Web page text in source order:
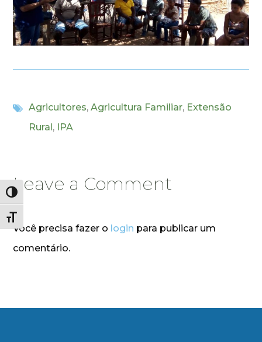
Alternar alto contraste
Alternar tamanho da fonte
Agricultores,Agricultura Familiar, Extensão
Rural, IPA
Leave a Comment
Você precisa fazer o login para publicar um
comentário.